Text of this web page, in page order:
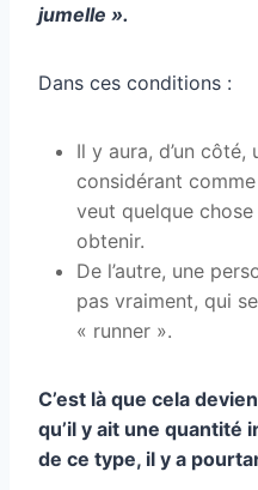
jumelle ».
Dans ces conditions :
Il y aura, d’un côté,
considérant
veut quelque chose
obtenir.
De l’autre, une
pas vraiment, qui
« runner ».
C’est là que cela
qu’il y ait une quantité
de ce type, il y a